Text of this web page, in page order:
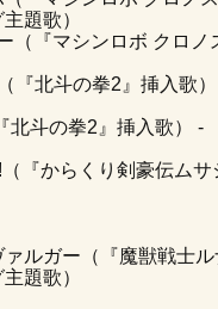
題歌）
（『マシンロボ クロノ
『北斗の拳2』挿入歌
北斗の拳2』挿入歌） -
『からくり剣豪伝ム
ルガー（『魔獣戦士
題歌）